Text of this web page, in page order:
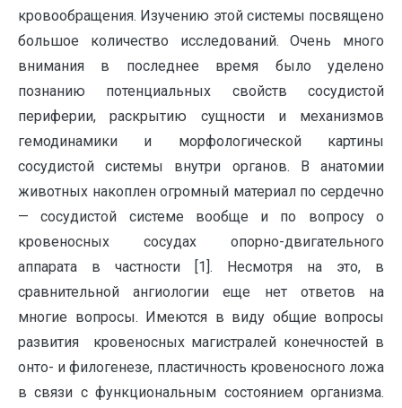
кровообращения. Изучению этой системы посвящено
большое количество исследований. Очень много
внимания в последнее время было уделено
познанию потенциальных свойств сосудистой
периферии, раскрытию сущности и механизмов
гемодинамики и морфологической картины
сосудистой системы внутри органов. В анатомии
животных накоплен огромный материал по сердечно
— сосудистой системе вообще и по вопросу о
кровеносных сосудах опорно-двигательного
аппарата в частности [1]. Несмотря на это, в
сравнительной ангиологии еще нет ответов на
многие вопросы. Имеются в виду общие вопросы
развития кровеносных магистралей конечностей в
онто- и филогенезе, пластичность кровеносного ложа
в связи с функциональным состоянием организма.